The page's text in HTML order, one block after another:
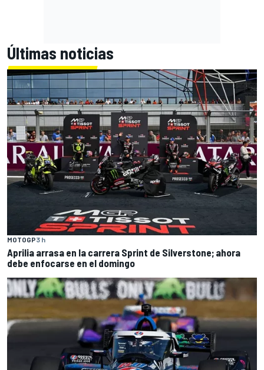
Últimas noticias
MOTOGP3 h
Aprilia arrasa en la carrera Sprint de Silverstone; ahora
debe enfocarse en el domingo